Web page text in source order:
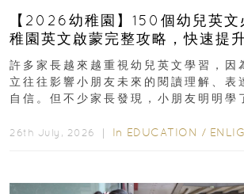
【2026幼稚園】150個幼兒英文
稚園英文啟蒙完整攻略，快速提
許多家長越來越重視幼兒英文學習，因
立往往影響小朋友未來的閱讀理解、表
自信。但不少家長發現，小朋友明明學
26th July, 2026 ｜ In EDUCATION /